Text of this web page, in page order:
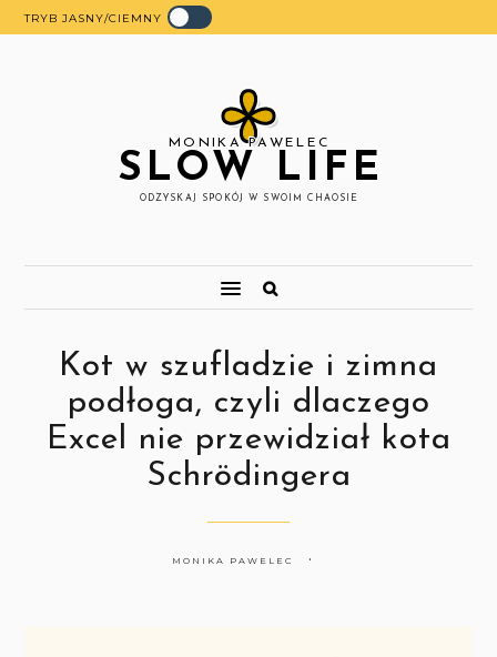
TRYB JASNY/CIEMNY
MONIKA PAWELEC
SLOW LIFE
ODZYSKAJ SPOKÓJ W SWOIM CHAOSIE
Kot w szufladzie i zimna
podłoga, czyli dlaczego
Excel nie przewidział kota
Schrödingera
MONIKA PAWELEC